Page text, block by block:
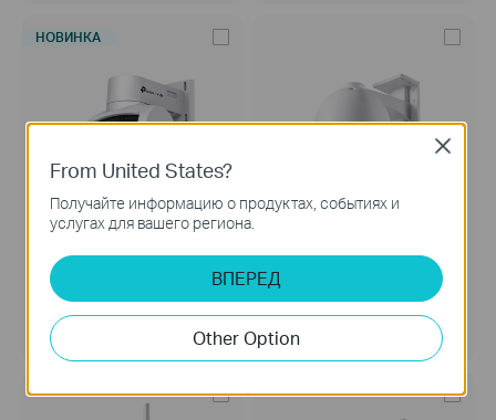
НОВИНКА
VIGI 4MP Full-Color Уличная
поворотно-наклонная
варифокальная IP-камера с
двумя объективами
поворотно-наклонная IP-
From United States?
Получайте информацию о продуктах, событиях и
услугах для вашего региона.
ВПЕРЕД
Other Option
Close